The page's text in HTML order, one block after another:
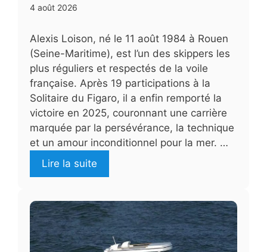
4 août 2026
Alexis Loison, né le 11 août 1984 à Rouen
(Seine-Maritime), est l’un des skippers les
plus réguliers et respectés de la voile
française. Après 19 participations à la
Solitaire du Figaro, il a enfin remporté la
victoire en 2025, couronnant une carrière
marquée par la persévérance, la technique
et un amour inconditionnel pour la mer. …
Lire la suite